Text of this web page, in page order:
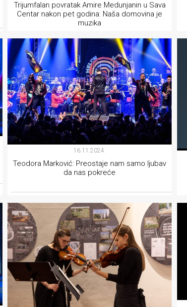
Trijumfalan povratak Amire Medunjanin u Sava
Centar nakon pet godina: Naša domovina je
muzika
MUZIKA
16.11.2024.
Teodora Marković: Preostaje nam samo ljubav
da nas pokreće